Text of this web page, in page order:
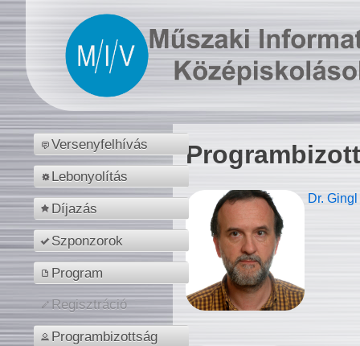
Versenyfelhívás
Lebonyolítás
Díjazás
Szponzorok
Program
Regisztráció
Programbizottság
Dr.